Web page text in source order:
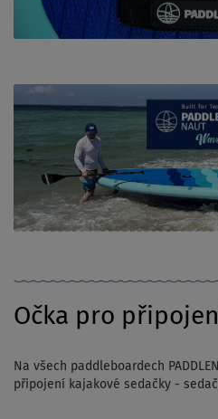
Očka pro
Na všech paddleboardech
připojení kajakové sedačky -